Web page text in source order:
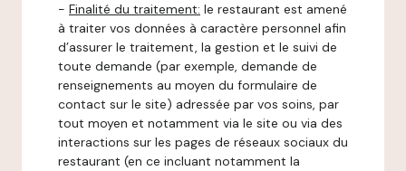
- Finalité du traitement: le restaurant est amené
à traiter vos données à caractère personnel afin
d’assurer le traitement, la gestion et le suivi de
toute demande (par exemple, demande de
renseignements au moyen du formulaire de
contact sur le site) adressée par vos soins, par
tout moyen et notamment via le site ou via des
interactions sur les pages de réseaux sociaux du
restaurant (en ce incluant notamment la